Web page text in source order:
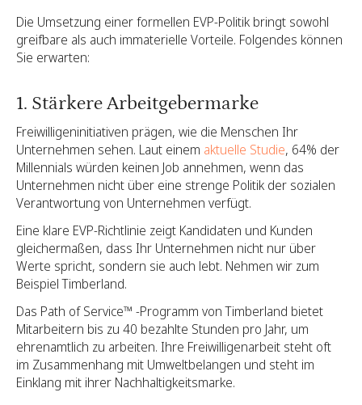
Die Umsetzung einer formellen EVP-Politik bringt sowohl
greifbare als auch immaterielle Vorteile. Folgendes können
Sie erwarten:
1. Stärkere Arbeitgebermarke
Freiwilligeninitiativen prägen, wie die Menschen Ihr
Unternehmen sehen. Laut einem aktuelle Studie, 64% der
Millennials würden keinen Job annehmen, wenn das
Unternehmen nicht über eine strenge Politik der sozialen
Verantwortung von Unternehmen verfügt.
Eine klare EVP-Richtlinie zeigt Kandidaten und Kunden
gleichermaßen, dass Ihr Unternehmen nicht nur über
Werte spricht, sondern sie auch lebt. Nehmen wir zum
Beispiel Timberland.
Das Path of Service™ -Programm von Timberland bietet
Mitarbeitern bis zu 40 bezahlte Stunden pro Jahr, um
ehrenamtlich zu arbeiten. Ihre Freiwilligenarbeit steht oft
im Zusammenhang mit Umweltbelangen und steht im
Einklang mit ihrer Nachhaltigkeitsmarke.